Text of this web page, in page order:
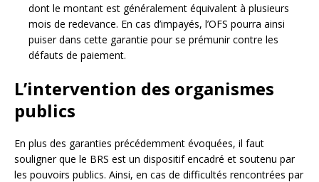
dont le montant est généralement équivalent à plusieurs
mois de redevance. En cas d’impayés, l’OFS pourra ainsi
puiser dans cette garantie pour se prémunir contre les
défauts de paiement.
L’intervention des organismes
publics
En plus des garanties précédemment évoquées, il faut
souligner que le BRS est un dispositif encadré et soutenu par
les pouvoirs publics. Ainsi, en cas de difficultés rencontrées par